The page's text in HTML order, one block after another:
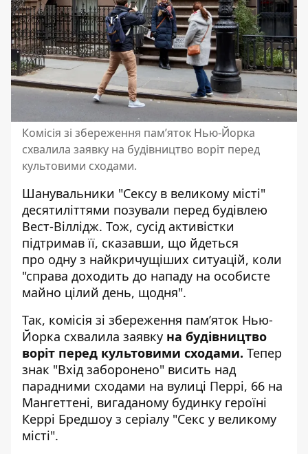
Комісія зі збереження пам’яток Нью-Йорка
схвалила заявку на будівництво воріт перед
культовими сходами.
Шанувальники "Сексу в великому місті"
десятиліттями позували перед будівлею
Вест-Віллідж. Тож, сусід активістки
підтримав її, сказавши, що йдеться
про одну з найкричущіших ситуацій, коли
"справа доходить до нападу на особисте
майно цілий день, щодня".
Так, комісія зі збереження пам’яток Нью-
Йорка схвалила заявку на будівництво
воріт перед культовими сходами. Тепер
знак "Вхід заборонено" висить над
парадними сходами на вулиці Перрі, 66 на
Мангеттені, вигаданому будинку героїні
Керрі Бредшоу з серіалу "Секс у великому
місті".